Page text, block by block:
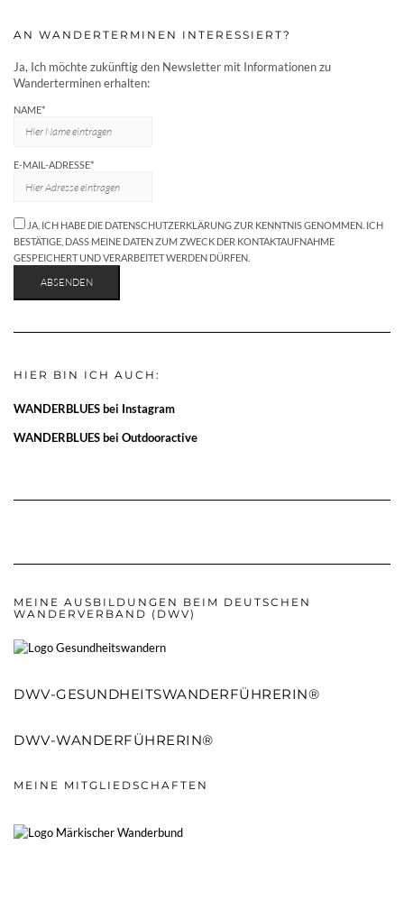
AN WANDERTERMINEN INTERESSIERT?
Ja, Ich möchte zukünftig den Newsletter mit Informationen zu
Wanderterminen erhalten:
NAME*
E-MAIL-ADRESSE*
JA, ICH HABE DIE DATENSCHUTZERKLÄRUNG ZUR KENNTNIS GENOMMEN. ICH
BESTÄTIGE, DASS MEINE DATEN ZUM ZWECK DER KONTAKTAUFNAHME
GESPEICHERT UND VERARBEITET WERDEN DÜRFEN.
HIER BIN ICH AUCH:
WANDERBLUES bei Instagram
WANDERBLUES bei Outdooractive
MEINE AUSBILDUNGEN BEIM DEUTSCHEN
WANDERVERBAND (DWV)
DWV-GESUNDHEITSWANDERFÜHRERIN®
DWV-WANDERFÜHRERIN®
MEINE MITGLIEDSCHAFTEN